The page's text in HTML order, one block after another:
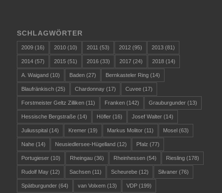
SCHLAGWÖRTER
2009(16) 2010(10) 2011 (53) 2012(95) 2013(81)
2014(57) 2015(51) 2016(33) 2017(24) 2018(14)
A. Waigand (10) Baden(27) Bernkasteler Ring(14)
Blaufränkisch(25) Chardonnay(17) Cuvee(17)
Forstmeister Geltz Zilliken(11) Franken(142) Grauburgunder(13)
Hessische Bergstraße(14) Höfler(16) Josef Walter(14)
Juliusspital (14) Kremer(19) Markus Molitor(11) Mosel (63)
Nahe(14) Neusiedlersee-Hügelland (12) Pfalz (77)
Portugieser(10) Rheingau(36) Rheinhessen(54) Riesling(178)
Rudolf May(12) Sachsen(11) Scheurebe(12) Silvaner(76)
Spätburgunder(64) van Volxem(13) VDP(199)